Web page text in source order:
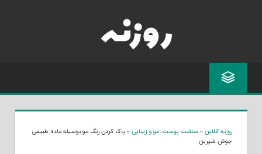
روزنه آنلاین » سلامت پوست، مو و زیبایی » پاک کردن رنگ مو بوسیله ماده طبیعی
جوش شیرین